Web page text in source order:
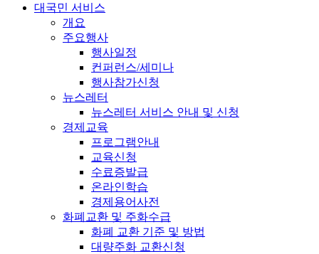
대국민 서비스
개요
주요행사
행사일정
컨퍼런스/세미나
행사참가신청
뉴스레터
뉴스레터 서비스 안내 및 신청
경제교육
프로그램안내
교육신청
수료증발급
온라인학습
경제용어사전
화폐교환 및 주화수급
화폐 교환 기준 및 방법
대량주화 교환신청